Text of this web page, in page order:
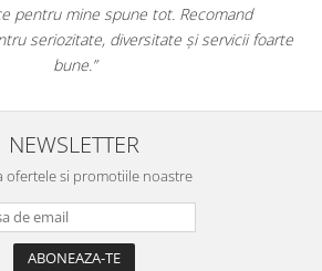
Livrarea a fost rapidă, iar produsele au
Magazin serios, bine organizat și foarte
pentru orice stăpân de animale.
NEWSLETTER
ofertele si promotiile noastre